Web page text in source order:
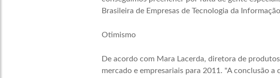
Brasileira de Empresas de Tecnologia da
Otimismo
De acordo com Mara Lacerda, diretora de
mercado e empresariais para 2011. "A conclusão